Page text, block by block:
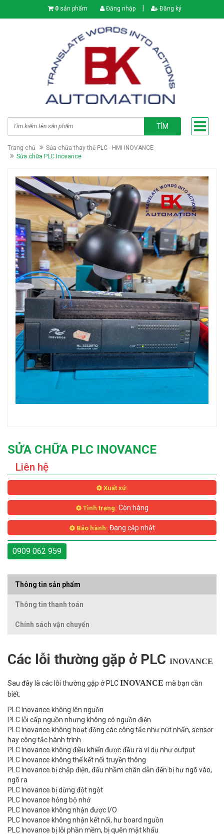
0 sản phẩm Đăng nhập Đăng ký
TÌM
Trang chủ
Sửa chữa thay thế PLC - HMI INOVANCE
Sửa chữa PLC Inovance
SỬA CHỮA PLC INOVANCE
Liên hệ
Xuất xứ:
Tình trạng: Còn hàng
Bảo hành: Đang cập nhật
0909 062 959
Thông tin sản phẩm
Thông tin thanh toán
Chính sách vận chuyển
Các lỗi thường gặp ở PLC INOVANCE
Sau đây là các lỗi thường gặp ở PLCINOVANCE mà bạn cần
biết:
PLC Inovance không lên nguồn
PLC lỗi cấp nguồn nhưng không có nguồn điện
PLC Inovance không hoạt động các công tắc như nút nhấn, sensor
hay công tắc hành trình
PLC Inovance không điều khiển được đầu ra ví dụ như output
PLC Inovance không thể kết nối truyền thông
PLC Inovance bị chập điện, đấu nhầm chân dẫn đến bị hư ngõ vào,
ngõ ra
PLC Inovance bị dừng đột ngột
PLC Inovance hỏng bộ nhớ
PLC Inovance không nhận được I/O
PLC Inovance không nhận kết nối, hư board nguồn
PLC Inovance bị lỗi phần mềm, bị quên mật khẩu